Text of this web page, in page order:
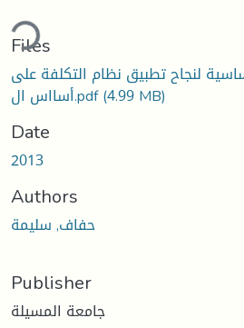
Files
لنجاح تطبيق نظام التكلفة على
أسااس ال.pdf(4.99 MB)
Date
2013
Authors
حفاف, سليمة
Publisher
جامعة المسيلة